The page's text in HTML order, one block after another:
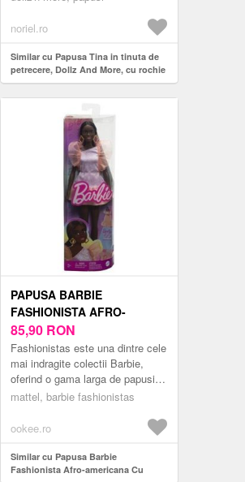
alaturi d...
noriel.ro
Similar cu Papusa Tina in tinuta de
petrecere, Dollz And More, cu rochie
galbena, 45 cm
PAPUSA BARBIE
FASHIONISTA AFRO-
AMERICANA CU ROCHIE
PEACH
85,90 RON
Fashionistas este una dintre cele
mai indragite colectii Barbie,
oferind o gama larga de papusi
cu diferite stiluri si accesorii,
mattel, barbie fashionistas
ookee.ro
Similar cu Papusa Barbie
Fashionista Afro-americana Cu